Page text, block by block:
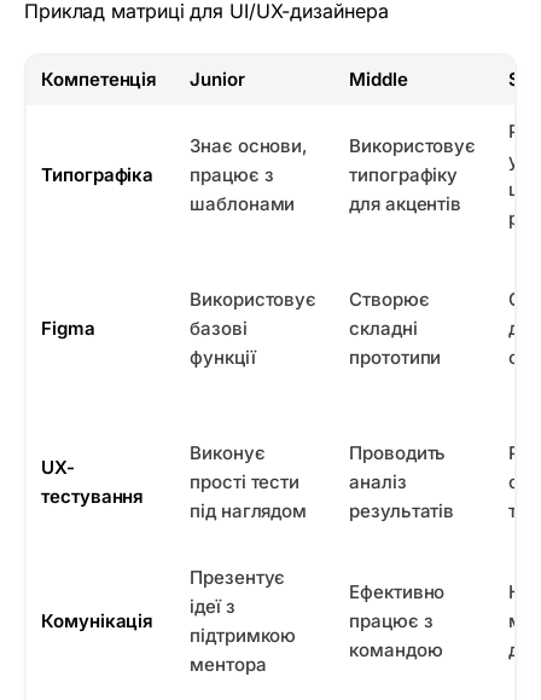
Приклад матриці для UI/UX-дизайнера
Компетенція Junior Middle
Типографіка
Знає основи,
працює з
шаблонами
Використовує
типографіку
для акцентів
Figma
Використовує
базові
функції
Створює
складні
прототипи
UX-
тестування
Виконує
прості тести
під наглядом
Проводить
аналіз
результатів
Комунікація
Презентує
ідеї з
підтримкою
ментора
Ефективно
працює з
командою